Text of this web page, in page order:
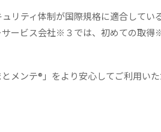
リティ体制が国際規格に適合して
サービス会社※３では、初めての取
メンテ®」をより安心してご利用いた